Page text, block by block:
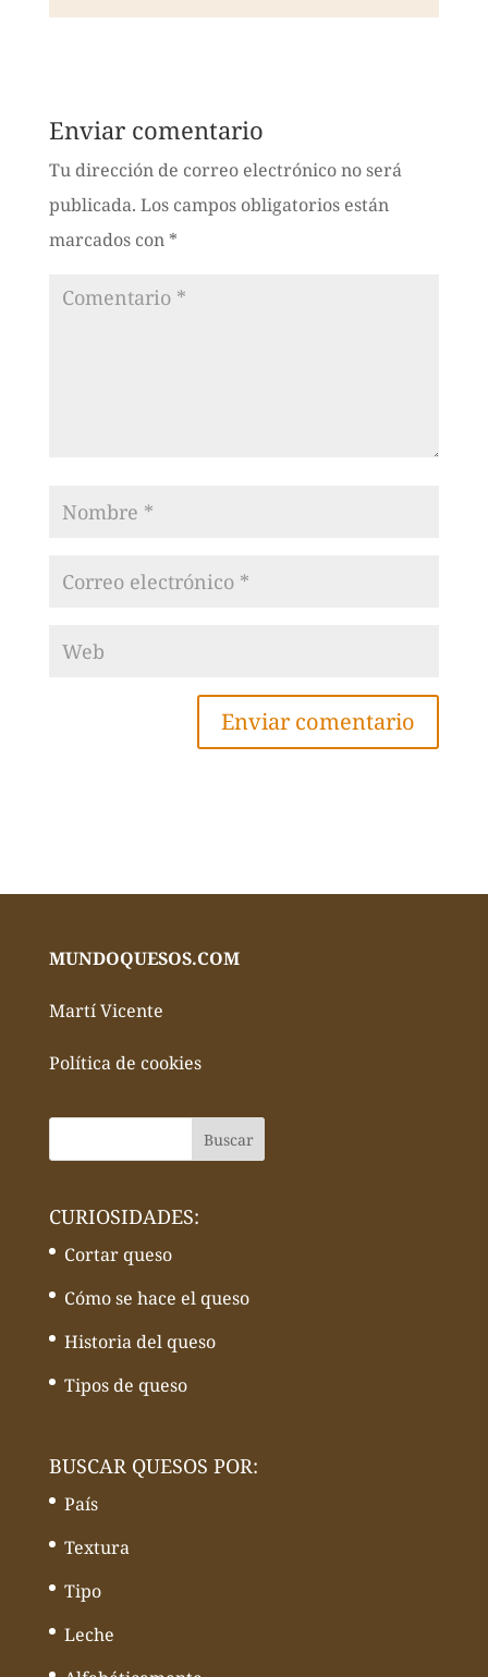
Enviar comentario
Tu dirección de correo electrónico no será
publicada. Los campos obligatorios están
marcados con *
MUNDOQUESOS.COM
Martí Vicente
Política de cookies
CURIOSIDADES:
Cortar queso
Cómo se hace el queso
Historia del queso
Tipos de queso
BUSCAR QUESOS POR:
País
Textura
Tipo
Leche